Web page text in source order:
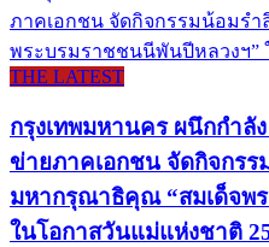
THE LATEST
กรุงเทพมหานคร ผนึกกำลั
ข่ายภาคเอกชน จัดกิจกรร
มหากรุณาธิคุณ “สมเด็จพ
ในโอกาสวันแม่แห่งชาติ